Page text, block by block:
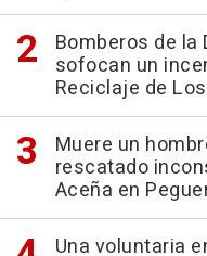
Bomberos de la
sofocan un
Reciclaje de
Muere un
rescatado
Aceña en
Una voluntaria